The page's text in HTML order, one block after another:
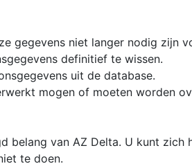
gegevens niet langer nodig zijn
definitief te wissen.
uit de database.
mogen of moeten worden
belang van AZ Delta. U kunt zich
te doen.